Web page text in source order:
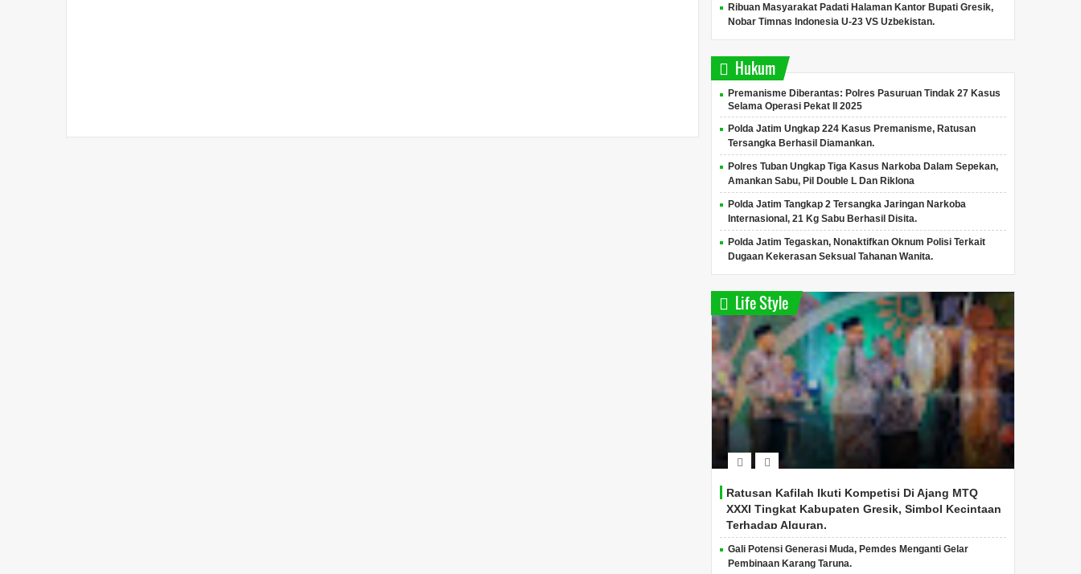
Ribuan Masyarakat Padati Halaman Kantor Bupati Gresik,
Nobar Timnas Indonesia U-23 VS Uzbekistan.
Hukum
Premanisme Diberantas: Polres Pasuruan Tindak 27 Kasus
Selama Operasi Pekat II 2025
Polda Jatim Ungkap 224 Kasus Premanisme, Ratusan
Tersangka Berhasil Diamankan.
Polres Tuban Ungkap Tiga Kasus Narkoba Dalam Sepekan,
Amankan Sabu, Pil Double L Dan Riklona
Polda Jatim Tangkap 2 Tersangka Jaringan Narkoba
Internasional, 21 Kg Sabu Berhasil Disita.
Polda Jatim Tegaskan, Nonaktifkan Oknum Polisi Terkait
Dugaan Kekerasan Seksual Tahanan Wanita.
Life Style
Ratusan Kafilah Ikuti Kompetisi Di Ajang MTQ
XXXI Tingkat Kabupaten Gresik, Simbol Kecintaan
Terhadap Alquran.
Gali Potensi Generasi Muda, Pemdes Menganti Gelar
Pembinaan Karang Taruna.